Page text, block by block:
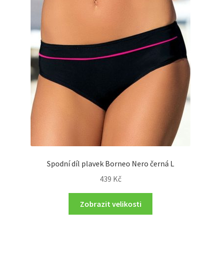
Spodní díl plavek Borneo Nero černá L
439 Kč
Zobrazit velikosti